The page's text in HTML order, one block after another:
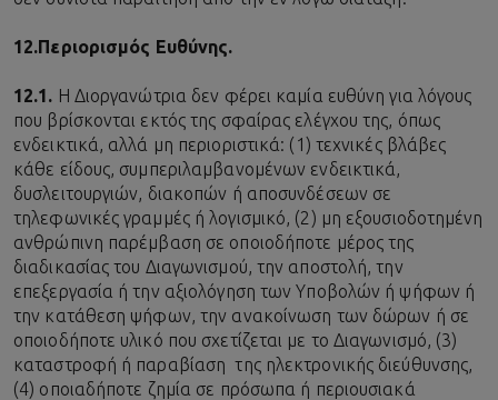
12.Περιορισμός Ευθύνης.
12.1. Η Διοργανώτρια δεν φέρει καμία ευθύνη για λόγους
που βρίσκονται εκτός της σφαίρας ελέγχου της, όπως
ενδεικτικά, αλλά μη περιοριστικά: (1) τεχνικές βλάβες
κάθε είδους, συμπεριλαμβανομένων ενδεικτικά,
δυσλειτουργιών, διακοπών ή αποσυνδέσεων σε
τηλεφωνικές γραμμές ή λογισμικό, (2) μη εξουσιοδοτημένη
ανθρώπινη παρέμβαση σε οποιοδήποτε μέρος της
διαδικασίας του Διαγωνισμού, την αποστολή, την
επεξεργασία ή την αξιολόγηση των Υποβολών ή ψήφων ή
την κατάθεση ψήφων, την ανακοίνωση των δώρων ή σε
οποιοδήποτε υλικό που σχετίζεται με το Διαγωνισμό, (3)
καταστροφή ή παραβίαση της ηλεκτρονικής διεύθυνσης,
(4) οποιαδήποτε ζημία σε πρόσωπα ή περιουσιακά